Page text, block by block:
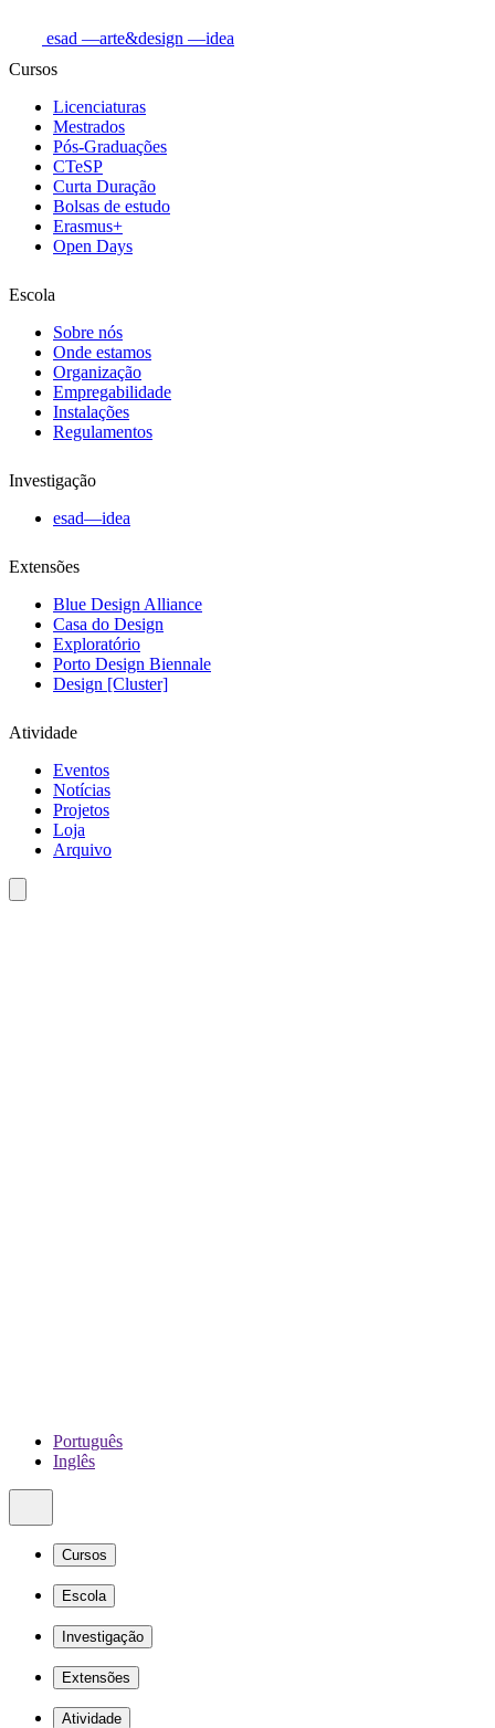
esad —arte&design —idea
Cursos
Licenciaturas
Mestrados
Pós-Graduações
CTeSP
Curta Duração
Bolsas de estudo
Erasmus+
Open Days
Escola
Sobre nós
Onde estamos
Organização
Empregabilidade
Instalações
Regulamentos
Investigação
esad—idea
Extensões
Blue Design Alliance
Casa do Design
Exploratório
Porto Design Biennale
Design [Cluster]
Atividade
Eventos
Notícias
Projetos
Loja
Arquivo
Português
Inglês
Cursos
Escola
Investigação
Extensões
Atividade